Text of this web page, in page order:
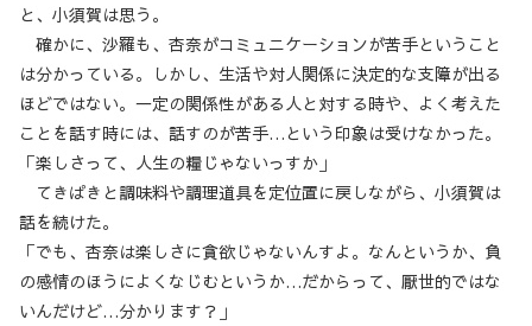
と、小須賀は思う。
確かに、沙羅も、杏奈がコミュニケーションが苦手ということ
は分かっている。しかし、生活や対人関係に決定的な支障が出る
ほどではない。一定の関係性がある人と対する時や、よく考えた
ことを話す時には、話すのが苦手…という印象は受けなかった。
「楽しさって、人生の糧じゃないっすか」
てきぱきと調味料や調理道具を定位置に戻しながら、小須賀は
話を続けた。
「でも、杏奈は楽しさに貪欲じゃないんすよ。なんというか、負
の感情のほうによくなじむというか…だからって、厭世的ではな
いんだけど…分かります？」